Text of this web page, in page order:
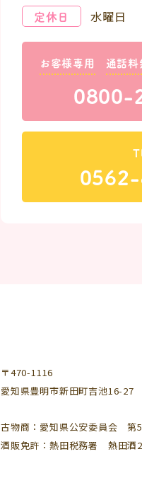
定休日
水曜日
お客様専用 通話
0800-
〒470-1116
愛知県豊明市新田町吉池16-27
古物商：愛知県公安委員会 第
酒販免許：熱田税務署 熱田酒